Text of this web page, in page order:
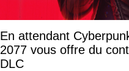
En attendant
2077 vous offre du
DLC